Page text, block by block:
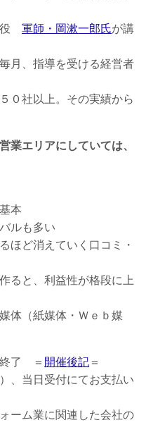
役 軍師・岡漱一郎氏が講
月、指導を受ける経営者
０社以上。その実績から
業エリアにしていては、
本
ルも多い
ほど消えていく口コミ・
ると、利益性が格段に上
体（紙媒体・Ｗｅｂ媒
了 ＝ 開催後記 ＝
当日受付にてお支払い
ム業に関連した会社の